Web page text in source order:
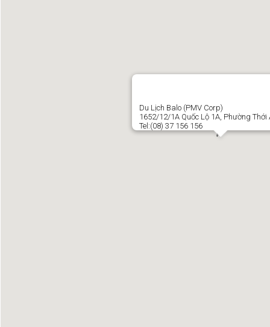
Du Lịch Balo (PMV Corp)
1652/12/1A Quốc Lộ 1A, Phường Thới
Tel:(08) 37 156 156